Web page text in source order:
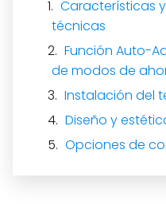
Características
técnicas
Función Auto-
de modos de
Instalación del
Diseño y
Opciones de